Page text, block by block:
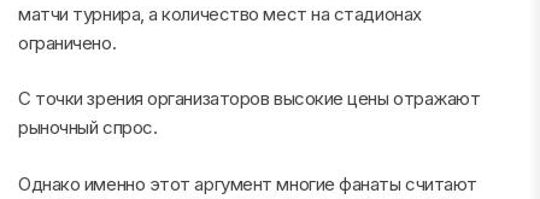
матчи турнира, а количество мест на стадионах
ограничено.
С точки зрения организаторов высокие цены отражают
рыночный спрос.
Однако именно этот аргумент многие фанаты считают